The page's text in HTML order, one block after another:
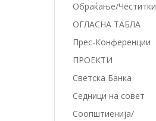
Обраќање/Честитки
ОГЛАСНА ТАБЛА
Прес-Конференции
ПРОЕКТИ
Светска Банка
Седници на совет
Соопштиенија/